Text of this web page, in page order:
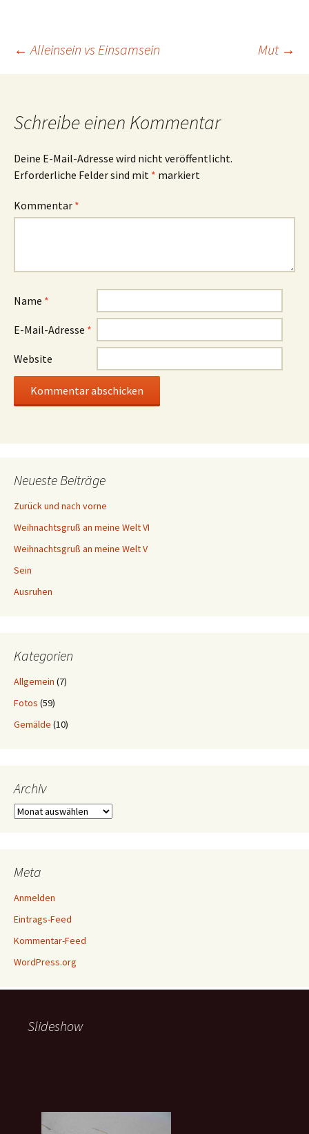
Beitragsnavigation
← Alleinsein vs Einsamsein Mut →
Schreibe einen Kommentar
Deine E-Mail-Adresse wird nicht veröffentlicht.
Erforderliche Felder sind mit * markiert
Kommentar *
Name *
E-Mail-Adresse *
Website
Neueste Beiträge
Zurück und nach vorne
Weihnachtsgruß an meine Welt VI
Weihnachtsgruß an meine Welt V
Sein
Ausruhen
Kategorien
Allgemein (7)
Fotos (59)
Gemälde (10)
Archiv
Archiv
Meta
Anmelden
Eintrags-Feed
Kommentar-Feed
WordPress.org
Slideshow